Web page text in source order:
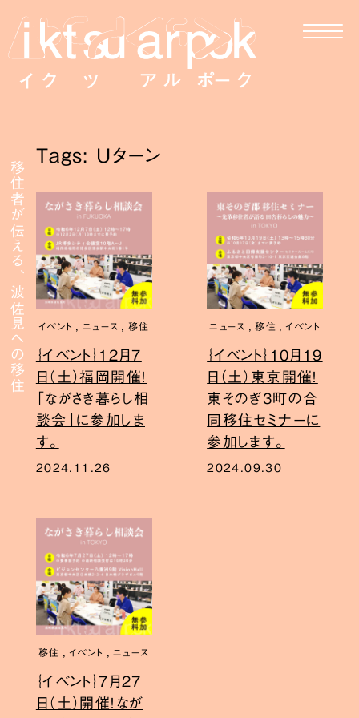
移住者が伝える、波佐見への移住
Tags: Uターン
イベント , ニュース , 移住
｛イベント｝12月7
日（土）福岡開催！
「ながさき暮らし相
談会」に参加しま
す。
2024.11.26
ニュース , 移住 , イベント
｛イベント｝10月19
日（土）東京開催！
東そのぎ3町の合
同移住セミナーに
参加します。
2024.09.30
移住 , イベント , ニュース
｛イベント｝7月27
日（土）開催！なが